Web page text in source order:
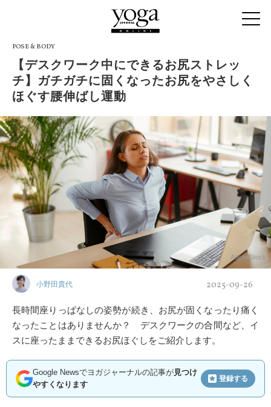
POSE & BODY
【デスクワーク中にできるお尻ストレッ
チ】ガチガチに固くなったお尻をやさしく
ほぐす腰伸ばし運動
AdobeStock
小野田貴代 2025-09-26
長時間座りっぱなしの姿勢が続き、お尻が固くなったり痛く
なったことはありませんか？ デスクワークの合間など、イ
スに座ったままできるお尻ほぐしをご紹介します。
Google Newsでヨガジャーナルの記事が見つけ
やすくなります
登録する